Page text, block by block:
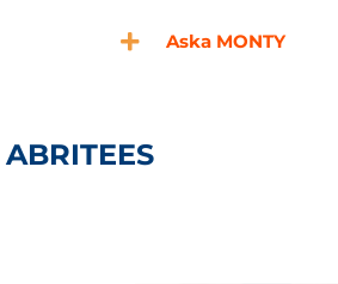
Aska MONTY